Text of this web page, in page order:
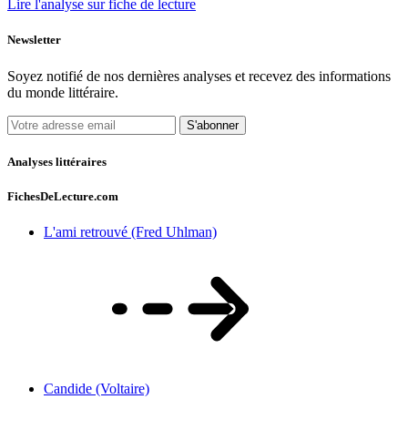
Lire l'analyse sur fiche de lecture
Newsletter
Soyez notifié de nos dernières analyses et recevez des informations
du monde littéraire.
S'abonner
Analyses littéraires
FichesDeLecture.com
L'ami retrouvé (Fred Uhlman)
Candide (Voltaire)